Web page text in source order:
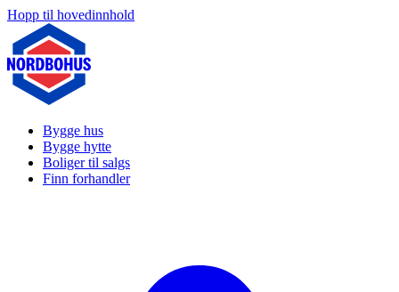
Hopp til hovedinnhold
Bygge hus
Bygge hytte
Boliger til salgs
Finn forhandler